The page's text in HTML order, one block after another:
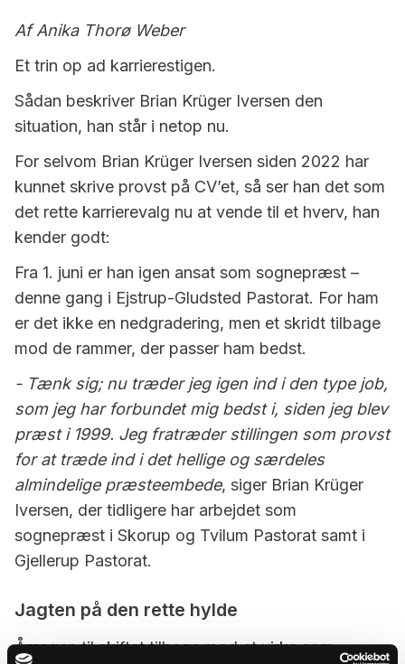
Af Anika Thorø Weber
Et trin op ad karrierestigen.
Sådan beskriver Brian Krüger Iversen den
situation, han står i netop nu.
For selvom Brian Krüger Iversen siden 2022 har
kunnet skrive provst på CV’et, så ser han det som
det rette karrierevalg nu at vende til et hverv, han
kender godt:
Fra 1. juni er han igen ansat som sognepræst –
denne gang i Ejstrup-Gludsted Pastorat. For ham
er det ikke en nedgradering, men et skridt tilbage
mod de rammer, der passer ham bedst.
- Tænk sig; nu træder jeg igen ind i den type job,
som jeg har forbundet mig bedst i, siden jeg blev
præst i 1999. Jeg fratræder stillingen som provst
for at træde ind i det hellige og særdeles
almindelige præsteembede, siger Brian Krüger
Iversen, der tidligere har arbejdet som
sognepræst i Skorup og Tvilum Pastorat samt i
Gjellerup Pastorat.
Jagten på den rette hylde
Årsagen til skiftet tilbage mod et virke som